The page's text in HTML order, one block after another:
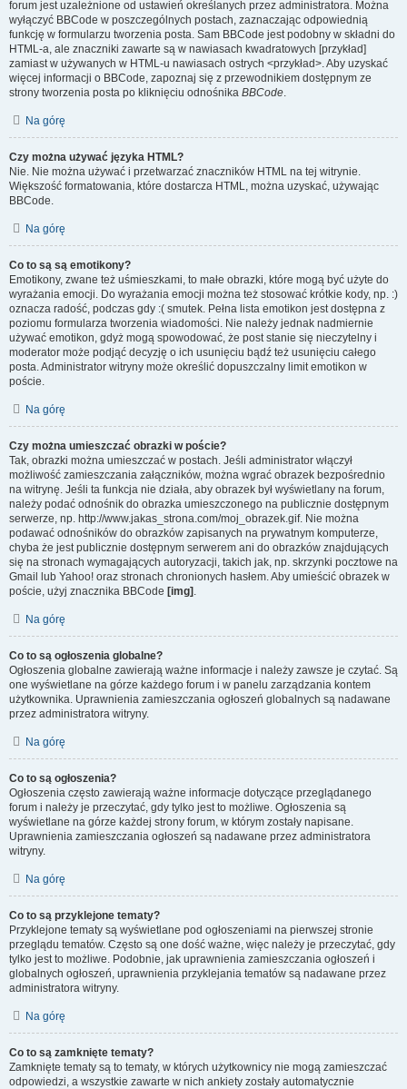
forum jest uzależnione od ustawień określanych przez administratora. Można
wyłączyć BBCode w poszczególnych postach, zaznaczając odpowiednią
funkcję w formularzu tworzenia posta. Sam BBCode jest podobny w składni do
HTML-a, ale znaczniki zawarte są w nawiasach kwadratowych [przykład]
zamiast w używanych w HTML-u nawiasach ostrych <przykład>. Aby uzyskać
więcej informacji o BBCode, zapoznaj się z przewodnikiem dostępnym ze
strony tworzenia posta po kliknięciu odnośnika BBCode.
Na górę
Czy można używać języka HTML?
Nie. Nie można używać i przetwarzać znaczników HTML na tej witrynie.
Większość formatowania, które dostarcza HTML, można uzyskać, używając
BBCode.
Na górę
Co to są są emotikony?
Emotikony, zwane też uśmieszkami, to małe obrazki, które mogą być użyte do
wyrażania emocji. Do wyrażania emocji można też stosować krótkie kody, np. :)
oznacza radość, podczas gdy :( smutek. Pełna lista emotikon jest dostępna z
poziomu formularza tworzenia wiadomości. Nie należy jednak nadmiernie
używać emotikon, gdyż mogą spowodować, że post stanie się nieczytelny i
moderator może podjąć decyzję o ich usunięciu bądź też usunięciu całego
posta. Administrator witryny może określić dopuszczalny limit emotikon w
poście.
Na górę
Czy można umieszczać obrazki w poście?
Tak, obrazki można umieszczać w postach. Jeśli administrator włączył
możliwość zamieszczania załączników, można wgrać obrazek bezpośrednio
na witrynę. Jeśli ta funkcja nie działa, aby obrazek był wyświetlany na forum,
należy podać odnośnik do obrazka umieszczonego na publicznie dostępnym
serwerze, np. http://www.jakas_strona.com/moj_obrazek.gif. Nie można
podawać odnośników do obrazków zapisanych na prywatnym komputerze,
chyba że jest publicznie dostępnym serwerem ani do obrazków znajdujących
się na stronach wymagających autoryzacji, takich jak, np. skrzynki pocztowe na
Gmail lub Yahoo! oraz stronach chronionych hasłem. Aby umieścić obrazek w
poście, użyj znacznika BBCode [img] .
Na górę
Co to są ogłoszenia globalne?
Ogłoszenia globalne zawierają ważne informacje i należy zawsze je czytać. Są
one wyświetlane na górze każdego forum i w panelu zarządzania kontem
użytkownika. Uprawnienia zamieszczania ogłoszeń globalnych są nadawane
przez administratora witryny.
Na górę
Co to są ogłoszenia?
Ogłoszenia często zawierają ważne informacje dotyczące przeglądanego
forum i należy je przeczytać, gdy tylko jest to możliwe. Ogłoszenia są
wyświetlane na górze każdej strony forum, w którym zostały napisane.
Uprawnienia zamieszczania ogłoszeń są nadawane przez administratora
witryny.
Na górę
Co to są przyklejone tematy?
Przyklejone tematy są wyświetlane pod ogłoszeniami na pierwszej stronie
przeglądu tematów. Często są one dość ważne, więc należy je przeczytać, gdy
tylko jest to możliwe. Podobnie, jak uprawnienia zamieszczania ogłoszeń i
globalnych ogłoszeń, uprawnienia przyklejania tematów są nadawane przez
administratora witryny.
Na górę
Co to są zamknięte tematy?
Zamknięte tematy są to tematy, w których użytkownicy nie mogą zamieszczać
odpowiedzi, a wszystkie zawarte w nich ankiety zostały automatycznie